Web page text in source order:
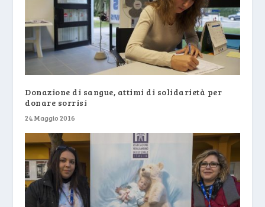
Donazione di sangue, attimi di solidarietà per
donare sorrisi
24 Maggio 2016